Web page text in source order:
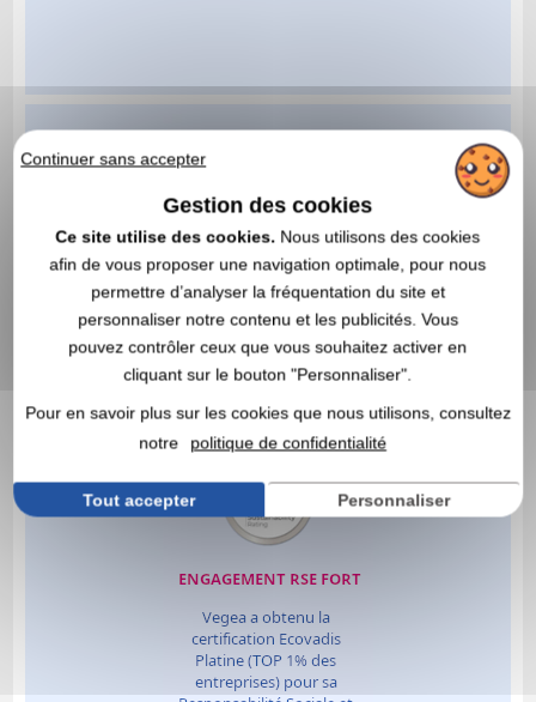
Continuer sans accepter
Gestion des cookies
Ce site utilise des cookies. Nous utilisons des cookies
afin de vous proposer une navigation optimale, pour nous
permettre d’analyser la fréquentation du site et
personnaliser notre contenu et les publicités. Vous
pouvez contrôler ceux que vous souhaitez activer en
cliquant sur le bouton "Personnaliser".
Pour en savoir plus sur les cookies que nous utilisons, consultez
notre
politique de confidentialité
Tout accepter Personnaliser